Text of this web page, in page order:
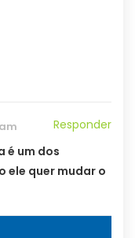
Responder
é um dos
ele quer mudar o